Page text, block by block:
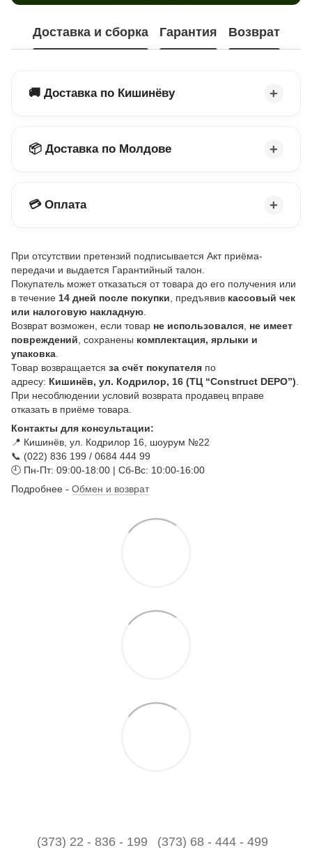
Доставка и сборка Гарантия Возврат
🚚 Доставка по Кишинёву
📦 Доставка по Молдове
💳 Оплата
При отсутствии претензий подписывается Акт приёма-
передачи и выдается Гарантийный талон.
Покупатель может отказаться от товара до его получения или
в течение 14 дней после покупки , предъявив кассовый чек
или налоговую накладную
Возврат возможен, если товар не использовался не имеет
повреждений , сохранены комплектация, ярлыки и
упаковка
Товар возвращается за счёт покупателя по
адресу: Кишинёв, ул. Кодрилор, 16 (ТЦ “Construct DEPO”)
При несоблюдении условий возврата продавец вправе
отказать в приёме товара.
Контакты для консультации:
📍 Кишинёв, ул. Кодрилор 16, шоурум №22
📞 (022) 836 199 / 0684 444 99
🕘 Пн-Пт: 09:00-18:00 | Сб-Вс: 10:00-16:00
Подробнее - Обмен и возврат
(373) 22 - 836 - 199 (373) 68 - 444 - 499